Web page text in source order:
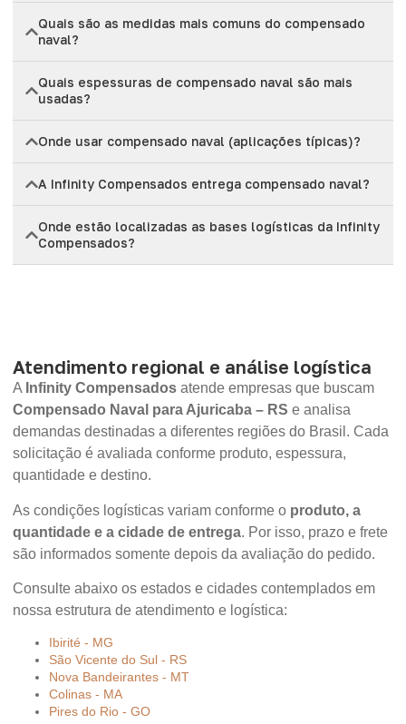
Quais são as medidas mais comuns do compensado
naval?
Quais espessuras de compensado naval são mais
usadas?
Onde usar compensado naval (aplicações típicas)?
A Infinity Compensados entrega compensado naval?
Onde estão localizadas as bases logísticas da Infinity
Compensados?
Atendimento regional e análise logística
A Infinity Compensados atende empresas que buscam
Compensado Naval para Ajuricaba – RS e analisa
demandas destinadas a diferentes regiões do Brasil. Cada
solicitação é avaliada conforme produto, espessura,
quantidade e destino.
As condições logísticas variam conforme o produto, a
quantidade e a cidade de entrega. Por isso, prazo e frete
são informados somente depois da avaliação do pedido.
Consulte abaixo os estados e cidades contemplados em
nossa estrutura de atendimento e logística:
Ibirité - MG
São Vicente do Sul - RS
Nova Bandeirantes - MT
Colinas - MA
Pires do Rio - GO